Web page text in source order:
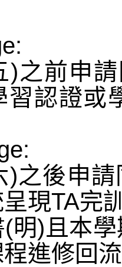
)之前申
習認證或
)之後申
現TA完
明)且本
進修回